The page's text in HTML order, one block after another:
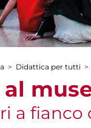
> Didattica per tutti >
al
a